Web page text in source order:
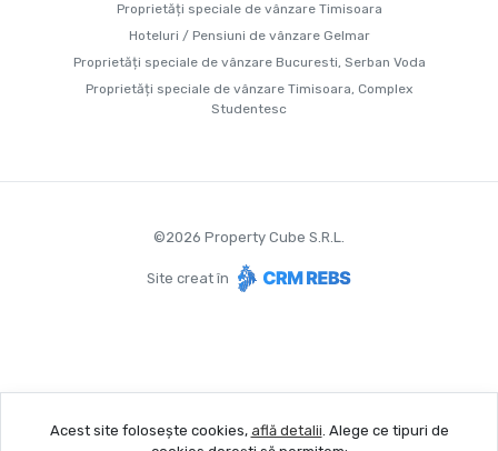
Proprietăți speciale de vânzare Timisoara
Hoteluri / Pensiuni de vânzare Gelmar
Proprietăți speciale de vânzare Bucuresti, Serban Voda
Proprietăți speciale de vânzare Timisoara, Complex
Studentesc
©2026 Property Cube S.R.L.
Site creat în
Acest site folosește cookies, află detalii. Alege ce tipuri de